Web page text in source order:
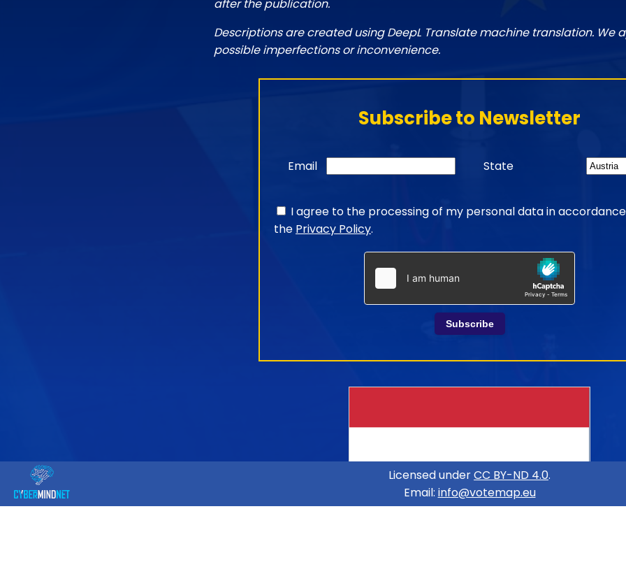
after the publication.
Descriptions are created using DeepL Translate machine translation. We
possible imperfections or inconvenience.
Subscribe to Newsletter
Email State
I agree to the processing of my personal data in
the Privacy Policy.
Subscribe
Licensed underCC BY-ND 4.0.
Email: info@votemap.eu